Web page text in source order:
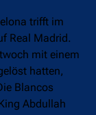
trifft im
Real Madrid.
mit einem
hatten,
Blancos
Abdullah